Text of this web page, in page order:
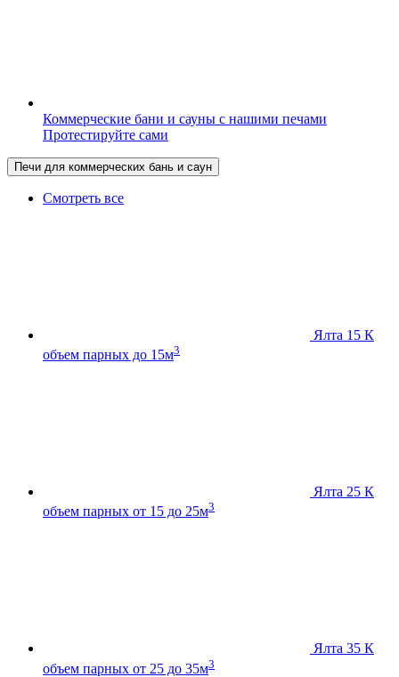
Коммерческие бани и сауны с нашими печами
Протестируйте сами
Печи для коммерческих бань и саун
Смотреть все
Ялта 15 К
объем парных до 15м3
Ялта 25 К
объем парных от 15 до 25м3
Ялта 35 К
объем парных от 25 до 35м3